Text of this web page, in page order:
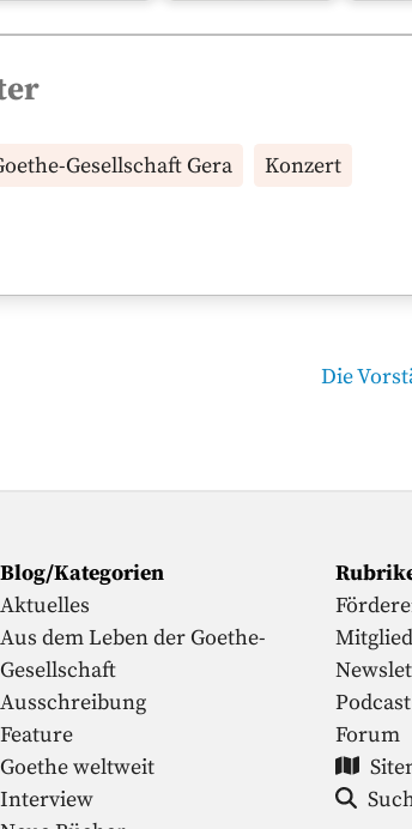
Gesellschaft Gera Konzert
Nächster
Die
Blog/Kategorien
Aktuelles
Aus dem Leben der Goethe-
Gesellschaft
Ausschreibung
Feature
Goethe weltweit
Interview
Podcast
Forum